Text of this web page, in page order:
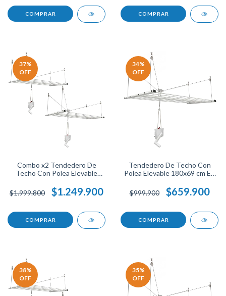
37%
OFF
Combo x2 Tendedero De
Techo Con Polea Elevable
Resistente Soporta 100
Libras Perfecto Para
Reducidos.
$1.999.800 $1.249.900
34%
OFF
Tendedero De Techo Con
Polea Elevable 180x69 cm En
100 Libras Ahorra Espacio
Perfecto Para Organizar
$999.900 $659.900
38%
OFF
35%
OFF